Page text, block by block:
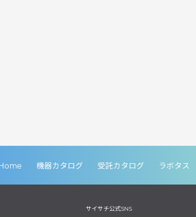
機器カタログ 受託カタログ ラボタス
サイサチ公式SNS